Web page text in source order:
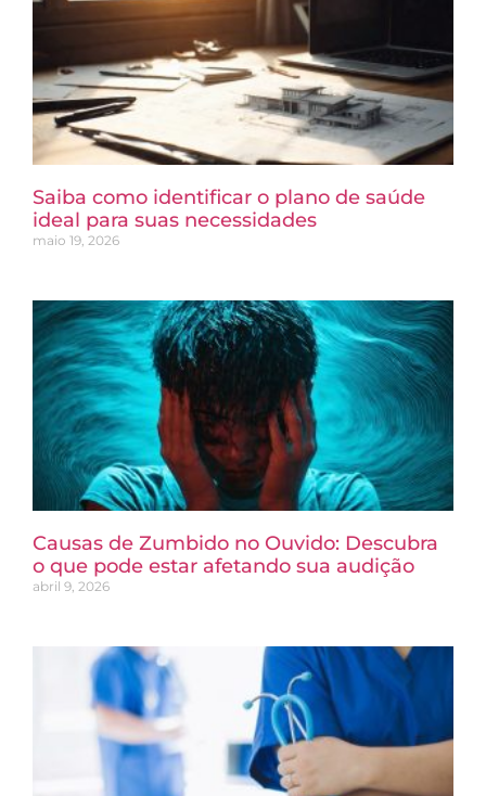
Saiba como identificar o plano de saúde
ideal para suas necessidades
maio 19, 2026
Causas de Zumbido no Ouvido: Descubra
o que pode estar afetando sua audição
abril 9, 2026